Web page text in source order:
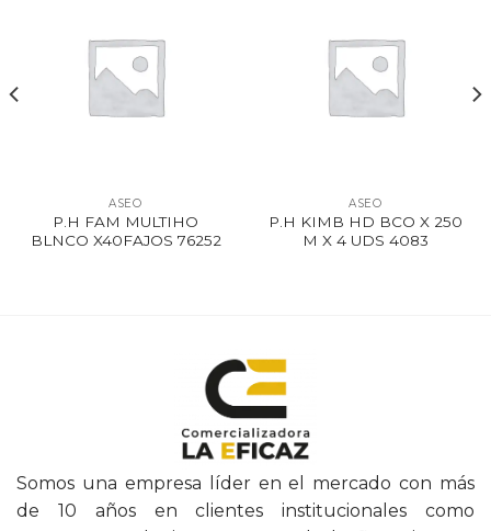
ASEO
P.H FAM MULTIHO
BLNCO X40FAJOS 76252
ASEO
P.H KIMB HD BCO X 250
M X 4 UDS 4083
Somos una empresa líder en el mercado con más
de 10 años en clientes institucionales como